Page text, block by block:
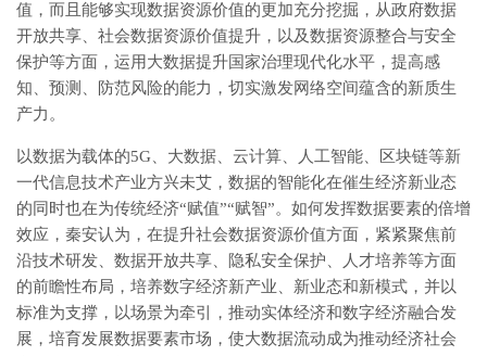
值，而且能够实现数据资源价值的更加充分挖掘，从政府数据
开放共享、社会数据资源价值提升，以及数据资源整合与安全
保护等方面，运用大数据提升国家治理现代化水平，提高感
知、预测、防范风险的能力，切实激发网络空间蕴含的新质生
产力。
以数据为载体的5G、大数据、云计算、人工智能、区块链等新
一代信息技术产业方兴未艾，数据的智能化在催生经济新业态
的同时也在为传统经济“赋值”“赋智”。如何发挥数据要素的倍增
效应，秦安认为，在提升社会数据资源价值方面，紧紧聚焦前
沿技术研发、数据开放共享、隐私安全保护、人才培养等方面
的前瞻性布局，培养数字经济新产业、新业态和新模式，并以
标准为支撑，以场景为牵引，推动实体经济和数字经济融合发
展，培育发展数据要素市场，使大数据流动成为推动经济社会